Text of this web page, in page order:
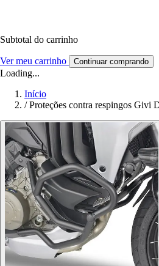
Subtotal do carrinho
Ver meu carrinho Continuar comprando
Loading...
Início
/ Proteções contra respingos Givi